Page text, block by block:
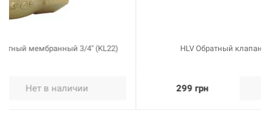
HLV Обратный клапан 1 1/4" латунный шток
299 грн Нет в наличии